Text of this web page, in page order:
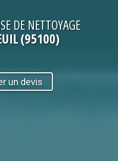
DE NETTOYAGE
(95100)
un devis